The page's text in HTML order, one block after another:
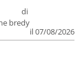
di
bredy
il 07/08/2026